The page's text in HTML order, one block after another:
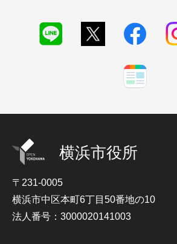
横浜市役所
〒231-0005
横浜市中区本町6丁目50番地の10
法人番号：3000020141003